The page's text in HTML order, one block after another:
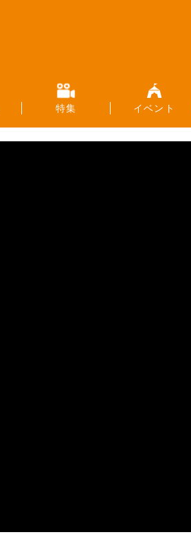
特集 イベント